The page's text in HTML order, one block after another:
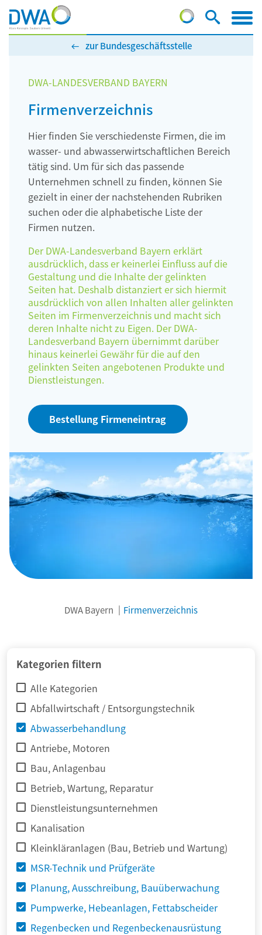
zur Bundesgeschäftsstelle
DWA-LANDESVERBAND BAYERN
Firmenverzeichnis
Hier finden Sie verschiedenste Firmen, die im
wasser- und abwasserwirtschaftlichen Bereich
tätig sind. Um für sich das passende
Unternehmen schnell zu finden, können Sie
gezielt in einer der nachstehenden Rubriken
suchen oder die alphabetische Liste der
Firmen nutzen.
Der DWA-Landesverband Bayern erklärt
ausdrücklich, dass er keinerlei Einfluss auf die
Gestaltung und die Inhalte der gelinkten
Seiten hat. Deshalb distanziert er sich hiermit
ausdrücklich von allen Inhalten aller gelinkten
Seiten im Firmenverzeichnis und macht sich
deren Inhalte nicht zu Eigen. Der DWA-
Landesverband Bayern übernimmt darüber
hinaus keinerlei Gewähr für die auf den
gelinkten Seiten angebotenen Produkte und
Dienstleistungen.
Bestellung Firmeneintrag
DWA Bayern Firmenverzeichnis
Kategorien filtern
Alle Kategorien
Abfallwirtschaft / Entsorgungstechnik
Abwasserbehandlung
Antriebe, Motoren
Bau, Anlagenbau
Betrieb, Wartung, Reparatur
Dienstleistungsunternehmen
Kanalisation
Kleinkläranlagen (Bau, Betrieb und Wartung)
MSR-Technik und Prüfgeräte
Planung, Ausschreibung, Bauüberwachung
Pumpwerke, Hebeanlagen, Fettabscheider
Regenbecken und Regenbeckenausrüstung